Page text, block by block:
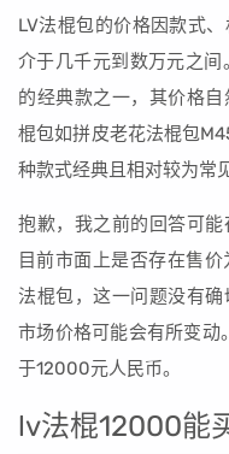
LV法棍包的价格因款式
介于几千元到数万元之
的经典款之一，其价格
棍包如拼皮老花法棍包
种款式经典且相对较为常
抱歉，我之前的回答可能
目前市面上是否存在售
法棍包，这一问题没有
市场价格可能会有所变动
于12000元人民币。
lv法棍12000能